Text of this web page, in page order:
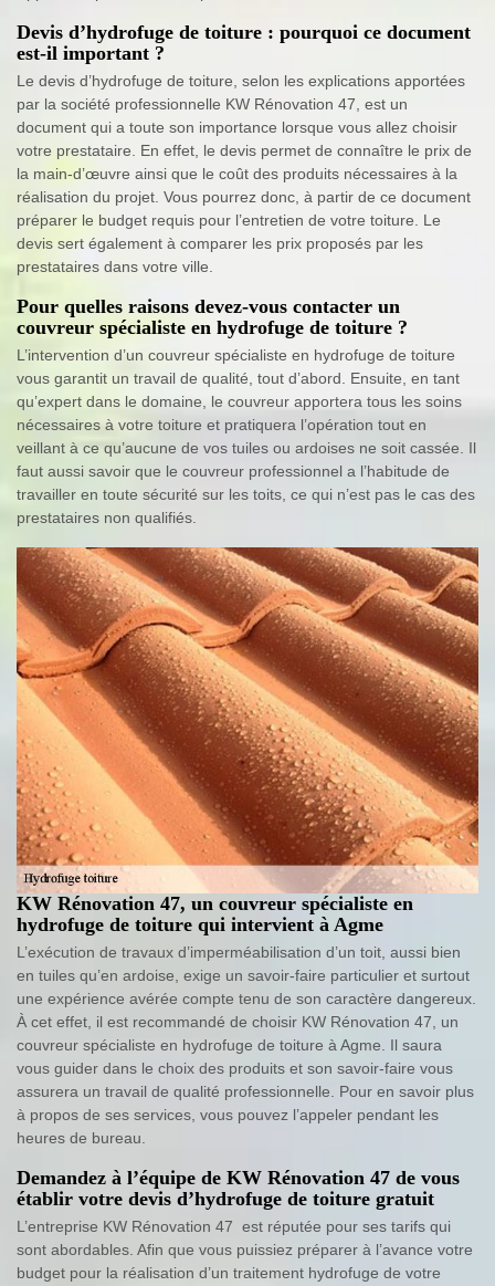
Devis d’hydrofuge de toiture : pourquoi ce document
est-il important ?
Le devis d’hydrofuge de toiture, selon les explications apportées
par la société professionnelle KW Rénovation 47, est un
document qui a toute son importance lorsque vous allez choisir
votre prestataire. En effet, le devis permet de connaître le prix de
la main-d’œuvre ainsi que le coût des produits nécessaires à la
réalisation du projet. Vous pourrez donc, à partir de ce document
préparer le budget requis pour l’entretien de votre toiture. Le
devis sert également à comparer les prix proposés par les
prestataires dans votre ville.
Pour quelles raisons devez-vous contacter un
couvreur spécialiste en hydrofuge de toiture ?
L’intervention d’un couvreur spécialiste en hydrofuge de toiture
vous garantit un travail de qualité, tout d’abord. Ensuite, en tant
qu’expert dans le domaine, le couvreur apportera tous les soins
nécessaires à votre toiture et pratiquera l’opération tout en
veillant à ce qu’aucune de vos tuiles ou ardoises ne soit cassée. Il
faut aussi savoir que le couvreur professionnel a l’habitude de
travailler en toute sécurité sur les toits, ce qui n’est pas le cas des
prestataires non qualifiés.
KW Rénovation 47, un couvreur spécialiste en
hydrofuge de toiture qui intervient à Agme
L’exécution de travaux d’imperméabilisation d’un toit, aussi bien
en tuiles qu’en ardoise, exige un savoir-faire particulier et surtout
une expérience avérée compte tenu de son caractère dangereux.
À cet effet, il est recommandé de choisir KW Rénovation 47, un
couvreur spécialiste en hydrofuge de toiture à Agme. Il saura
vous guider dans le choix des produits et son savoir-faire vous
assurera un travail de qualité professionnelle. Pour en savoir plus
à propos de ses services, vous pouvez l’appeler pendant les
heures de bureau.
Demandez à l’équipe de KW Rénovation 47 de vous
établir votre devis d’hydrofuge de toiture gratuit
L’entreprise KW Rénovation 47 est réputée pour ses tarifs qui
sont abordables. Afin que vous puissiez préparer à l’avance votre
budget pour la réalisation d’un traitement hydrofuge de votre